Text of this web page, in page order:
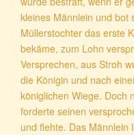
kleines Männlein und bot
Müllerstochter das erste
bekäme, zum Lohn
Versprechen, aus Stroh
die Königin und nach
königlichen Wiege. Doch
forderte seinen
und flehte. Das Männlein